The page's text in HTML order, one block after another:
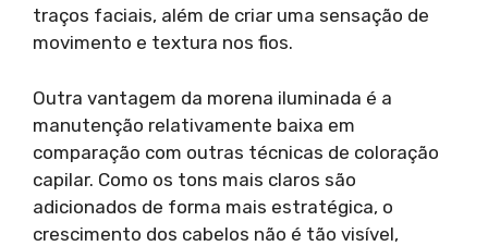
traços faciais, além de criar uma sensação de
movimento e textura nos fios.
Outra vantagem da morena iluminada é a
manutenção relativamente baixa em
comparação com outras técnicas de coloração
capilar. Como os tons mais claros são
adicionados de forma mais estratégica, o
crescimento dos cabelos não é tão visível,